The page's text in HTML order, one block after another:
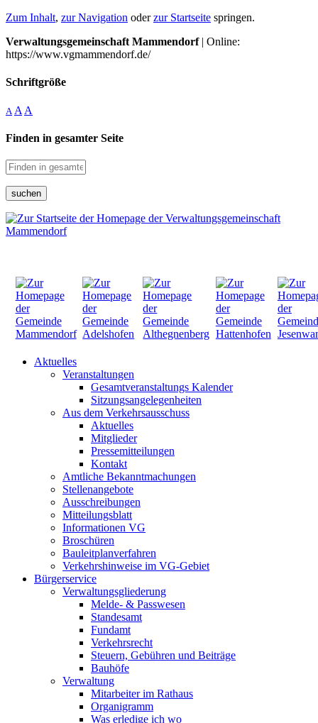
Zum Inhalt, zur Navigation oderzur Startseite springen.
Verwaltungsgemeinschaft Mammendorf| Online:
https://www.vgmammendorf.de/
Schriftgröße
A A A
Finden in gesamter Seite
suchen
Aktuelles
Veranstaltungen
Gesamtveranstaltungs Kalender
Sitzungsangelegenheiten
Aus dem Verkehrsausschuss
Aktuelles
Mitglieder
Pressemitteilungen
Kontakt
Amtliche Bekanntmachungen
Stellenangebote
Ausschreibungen
Mitteilungsblatt
Informationen VG
Broschüren
Bauleitplanverfahren
Verkehrshinweise im VG-Gebiet
Bürgerservice
Verwaltungsgliederung
Melde- & Passwesen
Standesamt
Fundamt
Verkehrsrecht
Steuern, Gebühren und Beiträge
Bauhöfe
Verwaltung
Mitarbeiter im Rathaus
Organigramm
Was erledige ich wo